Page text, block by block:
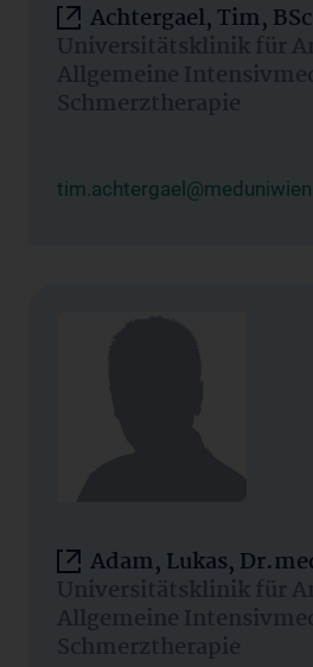
Achtergael, Tim, BSc
Universitätsklinik für
Allgemeine
Schmerztherapie
Adam, Lukas,
Universitätsklinik für
Allgemeine
Schmerztherapie